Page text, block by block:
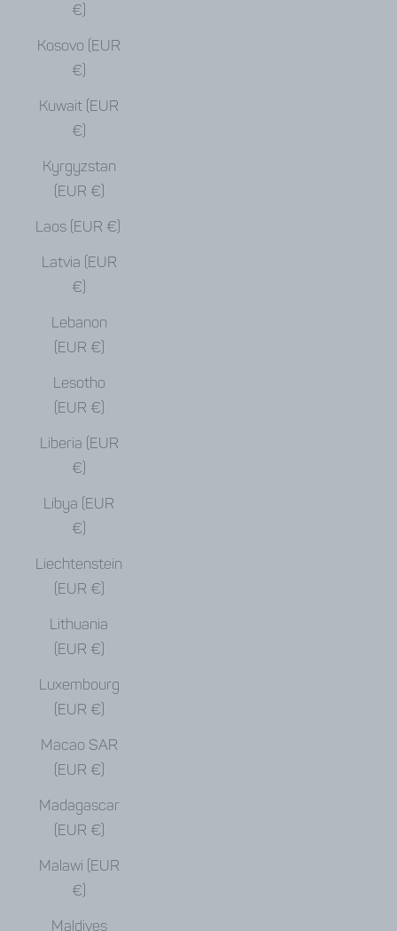
€)
Kosovo (EUR
€)
Kuwait (EUR
€)
Kyrgyzstan
(EUR €)
Laos (EUR €)
Latvia (EUR
€)
Lebanon
(EUR €)
Lesotho
(EUR €)
Liberia (EUR
€)
Libya (EUR
€)
Liechtenstein
(EUR €)
Lithuania
(EUR €)
Luxembourg
(EUR €)
Macao SAR
(EUR €)
Madagascar
(EUR €)
Malawi (EUR
€)
Maldives